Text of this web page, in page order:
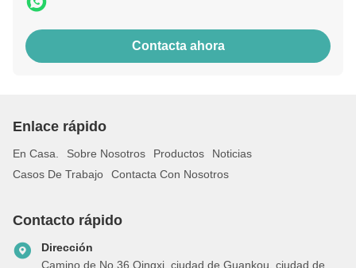
Contacta ahora
Enlace rápido
En Casa. Sobre Nosotros Productos
Noticias
Casos De Trabajo
Contacta Con Nosotros
Contacto rápido
Dirección
Camino de No.36 Qingxi, ciudad de Guankou, ciudad de